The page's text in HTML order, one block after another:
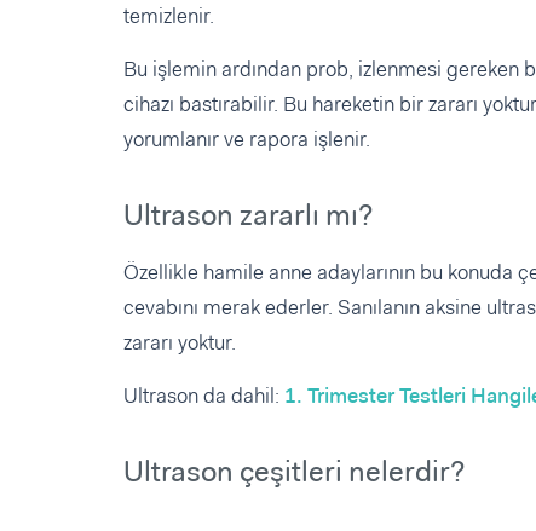
temizlenir.
Bu işlemin ardından prob, izlenmesi
cihazı bastırabilir. Bu hareketin bir zararı
yorumlanır ve rapora işlenir.
Ultrason zararlı mı?
Özellikle hamile anne adaylarının bu konuda
cevabını merak ederler. Sanılanın aksine
zararı yoktur.
Ultrason da dahil: 1. Trimester Testleri
Ultrason çeşitleri nelerdir?